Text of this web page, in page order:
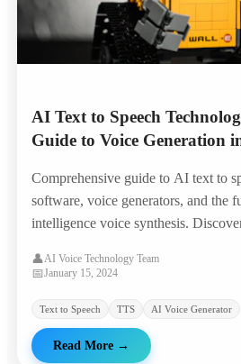
AI Text to Speech
Guide to Voice Generation
Comprehensive guide to AI text to
software, voice generators, and the
intelligence voice synthesis.
👤AI Voice Technology Team
📅January 15, 2024
Text to Speech TTS AI Voice Generator
Read More →